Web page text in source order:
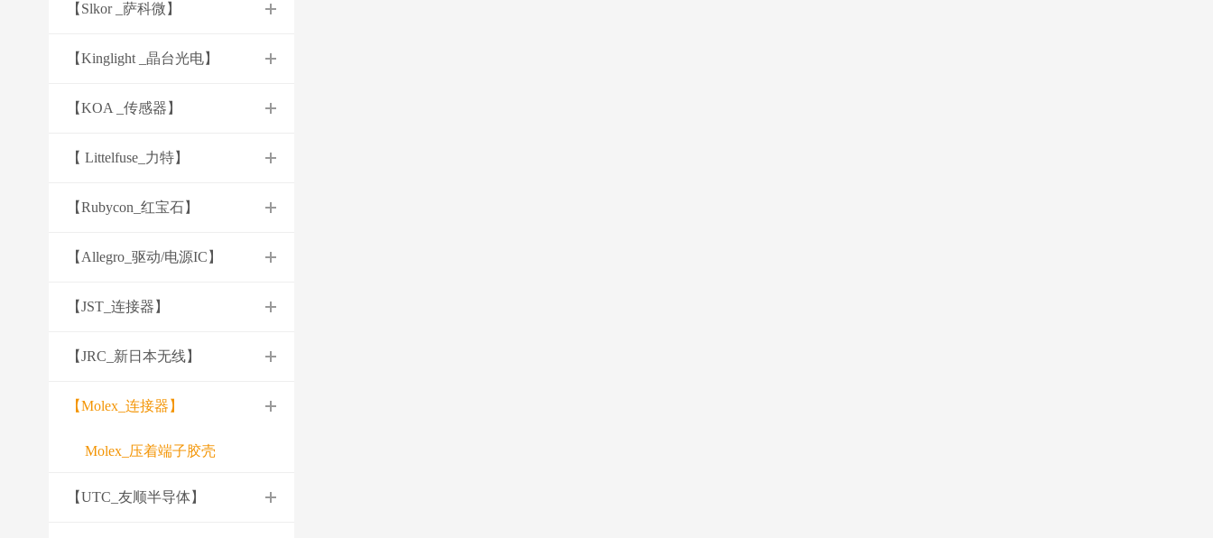
【Slkor _萨科微】
【Kinglight _晶台光电】
【KOA _传感器】
【 Littelfuse_力特】
【Rubycon_红宝石】
【Allegro_驱动/电源IC】
【JST_连接器】
【JRC_新日本无线】
【Molex_连接器】
Molex_压着端子胶壳
【UTC_友顺半导体】